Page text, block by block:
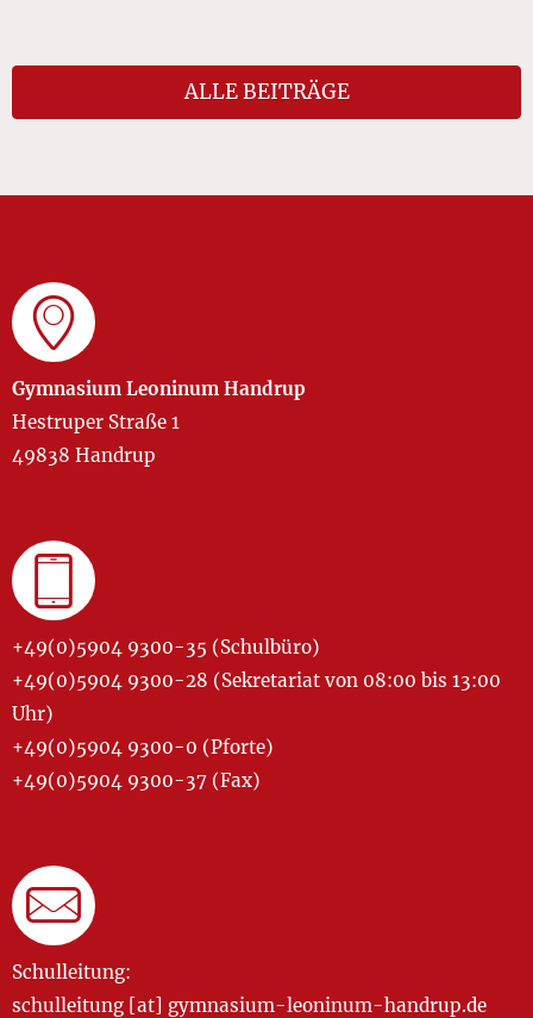
ALLE BEITRÄGE
Gymnasium Leoninum Handrup
Hestruper Straße 1
49838 Handrup
+49(0)5904 9300-35 (Schulbüro)
+49(0)5904 9300-28 (Sekretariat von 08:00 bis 13:00
Uhr)
+49(0)5904 9300-0 (Pforte)
+49(0)5904 9300-37 (Fax)
Schulleitung:
schulleitung [at] gymnasium-leoninum-handrup.de